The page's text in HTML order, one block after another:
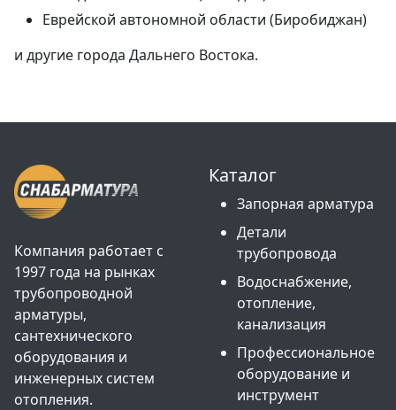
Еврейской автономной области (Биробиджан)
и другие города Дальнего Востока.
Компания работает с
1997 года на рынках
трубопроводной
арматуры,
сантехнического
оборудования и
инженерных систем
отопления.
Каталог
Запорная арматура
Детали
трубопровода
Водоснабжение,
отопление,
канализация
Профессиональное
оборудование и
инструмент